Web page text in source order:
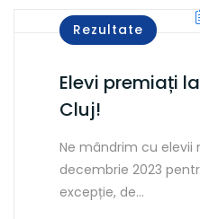
Rezultate
Elevi premiați
Cluj!
Ne mândrim cu elevii
decembrie 2023
excepție, de…